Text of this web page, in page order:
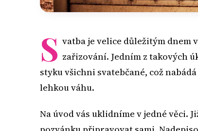
S vatba je velice důležitým dnem
zařizování. Jedním z takových
styku všichni svatebčané, což
lehkou váhu.
Na úvod vás uklidníme v jedné věci.